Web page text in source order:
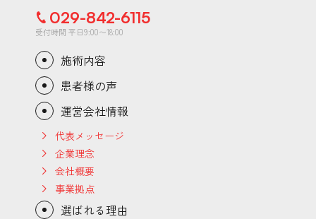
029-842-6115
受付時間 平日9:00〜18:00
施術内容
患者様の声
運営会社情報
代表メッセージ
企業理念
会社概要
事業拠点
選ばれる理由